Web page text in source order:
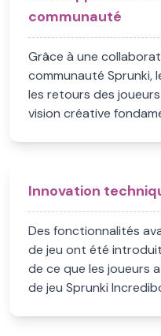
communauté
Grâce à une
communauté Sprunki,
les retours des
vision créative
Innovation
Des fonctionnalités
de jeu ont été
de ce que les joueurs
de jeu Sprunki